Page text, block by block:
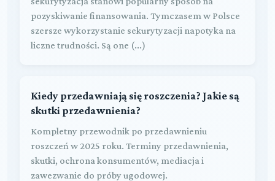
pozyskiwanie finansowania. Tymczasem w Polsce
szersze wykorzystanie sekurytyzacji napotyka na
liczne trudności. Są one (...)
Kiedy przedawniają się roszczenia? Jakie są
skutki przedawnienia?
Kompletny przewodnik po przedawnieniu
roszczeń w 2025 roku. Terminy przedawnienia,
skutki, ochrona konsumentów, mediacja i
zawezwanie do próby ugodowej.